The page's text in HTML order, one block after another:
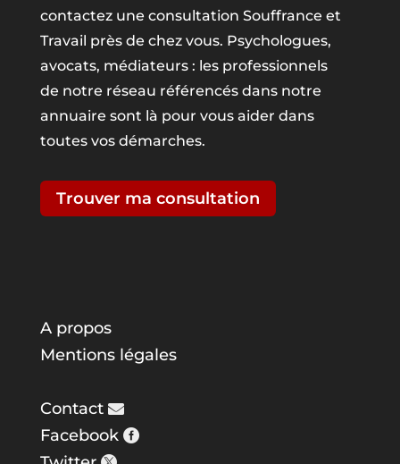
contactez une consultation Souffrance et
Travail près de chez vous. Psychologues,
avocats, médiateurs : les professionnels
de notre réseau référencés dans notre
annuaire sont là pour vous aider dans
toutes vos démarches.
Trouver ma consultation
A propos
Mentions légales
Contact
Facebook